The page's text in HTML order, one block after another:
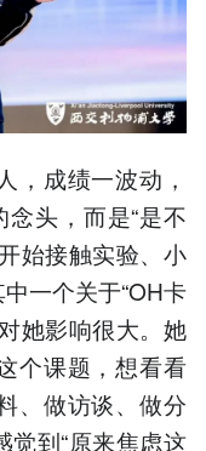
，成绩一波动，
念头，而是“是不
始接触实验、小
一个关于“OH卡
她影响很大。她
个课题，想看看
、做访谈、做分
觉到“原来焦虑这